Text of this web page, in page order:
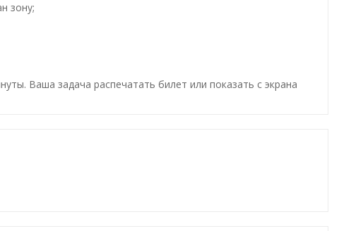
зону;
Ваша задача распечатать билет или показать с экрана